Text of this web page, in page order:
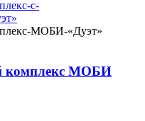
комплекс МОБИ